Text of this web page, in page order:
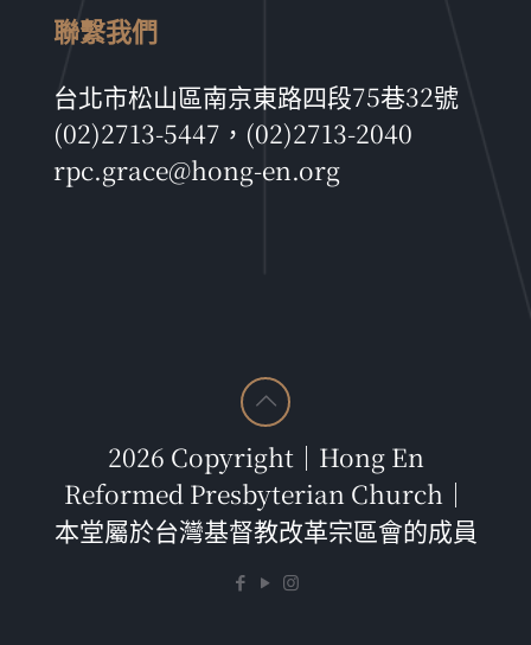
聯繫我們
台北市松山區南京東路四段75巷32號
(02)2713-5447，(02)2713-2040
rpc.grace@hong-en.org
2026 Copyright｜Hong En
Reformed Presbyterian Church｜
本堂屬於台灣基督教改革宗區會的成員